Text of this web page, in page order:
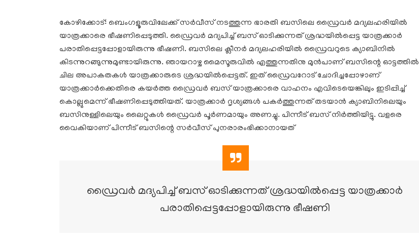
കോഴിക്കോട്: ബെംഗളൂരുവിലേക്ക് സര്‍വീസ് നടത്തുന്ന ഭാരതി ബസിലെ ഡ്രൈവര്‍ മദ്യലഹരിയില്‍
യാത്രക്കാരെ ഭീഷണിപ്പെടുത്തി. ഡ്രൈവര്‍ മദ്യപിച്ച് ബസ് ഓടിക്കുന്നത് ശ്രദ്ധയില്‍പ്പെട്ട യാത്രക്കാര്‍
പരാതിപ്പെട്ടപ്പോളായിരുന്നു ഭീഷണി. ബസിലെ ക്ലീനര്‍ മദ്യലഹരിയില്‍ ഡ്രൈവറുടെ ക്യാബിനില്‍
കിടന്നുറങ്ങുന്നുമുണ്ടായിരുന്നു. ഞായറാഴ്ച മൈസൂരുവില്‍ എത്തുന്നതിനു മുന്‍പാണ് ബസിന്റെ ഓട്ടത്തില്‍
ചില അപാകതകള്‍ യാത്രക്കാരുടെ ശ്രദ്ധയില്‍പ്പെട്ടത്. ഇത് ഡ്രൈവറോട് ചോദിച്ചപ്പോഴാണ്
യാത്രക്കാര്‍ക്കെതിരെ കയര്‍ത്ത ഡ്രൈവര്‍ ബസ് യാത്രക്കാരെ വാഹനം എവിടെയെങ്കിലും ഇടിപ്പിച്ച്
കൊല്ലുമെന്ന് ഭീഷണിപ്പെടുത്തിയത്. യാത്രക്കാര്‍ ദൃശ്യങ്ങള്‍ പകര്‍ത്തുന്നത് തടയാന്‍ ക്യാബിനിലെയും
ബസിനുള്ളിലെയും ലൈറ്റുകള്‍ ഡ്രൈവര്‍ പൂര്‍ണമായും അണച്ചു. പിന്നീട് ബസ് നിര്‍ത്തിയിട്ടു. വളരെ
വൈകിയാണ് പിന്നീട് ബസിന്റെ സര്‍വീസ് പുനരാരംഭിക്കാനായത്
ഡ്രൈവര്‍ മദ്യപിച്ച് ബസ് ഓടിക്കുന്നത് ശ്രദ്ധയില്‍പ്പെട്ട യാത്രക്കാര്‍
പരാതിപ്പെട്ടപ്പോളായിരുന്നു ഭീഷണി